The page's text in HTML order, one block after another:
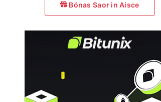
Bónas Saor in Aisce